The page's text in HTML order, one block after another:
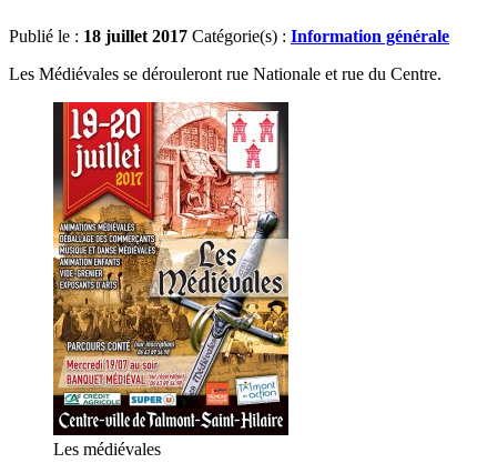
Publié le : 18 juillet 2017 Catégorie(s) : Information générale
Les Médiévales se dérouleront rue Nationale et rue du Centre.
Les médiévales